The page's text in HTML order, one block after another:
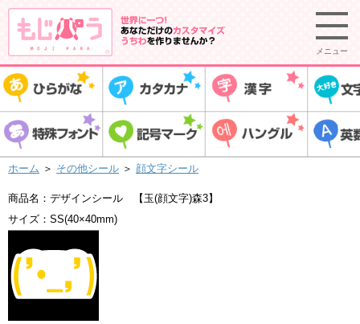
メニュー
ホーム ＞ その他シール ＞ 顔文字シール
商品名：デザインシール 【玉(顔文字)森3】
サイズ：SS(40×40mm)